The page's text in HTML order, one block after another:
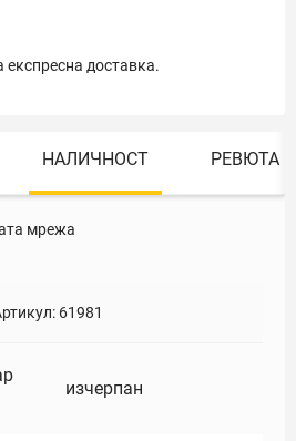
експресна доставка.
НАЛИЧНОСТ РЕВЮТА
мрежа
61981
изчерпан